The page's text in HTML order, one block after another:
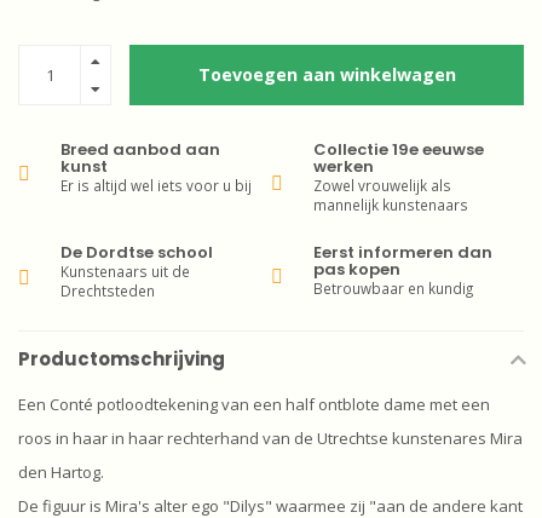
Toevoegen aan winkelwagen
Breed aanbod aan
kunst
Er is altijd wel iets voor u bij
Collectie 19e eeuwse
werken
Zowel vrouwelijk als
mannelijk kunstenaars
De Dordtse school
Kunstenaars uit de
Drechtsteden
Eerst informeren dan
pas kopen
Betrouwbaar en kundig
Productomschrijving
Een Conté potloodtekening van een half ontblote dame met een
roos in haar in haar rechterhand van de Utrechtse kunstenares Mira
den Hartog.
De figuur is Mira's alter ego "Dilys" waarmee zij "aan de andere kant